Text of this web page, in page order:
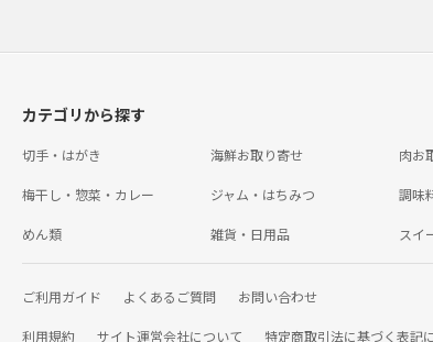
カテゴリから探す
切手・はがき 海鮮お取り寄せ 肉お
梅干し・惣菜・カレー ジャム・はちみつ 調味
めん類 雑貨・日用品 スイ
ご利用ガイド よくあるご質問 お問い合わせ
利用規約 サイト運営会社について 特定商取引法に基づく表記